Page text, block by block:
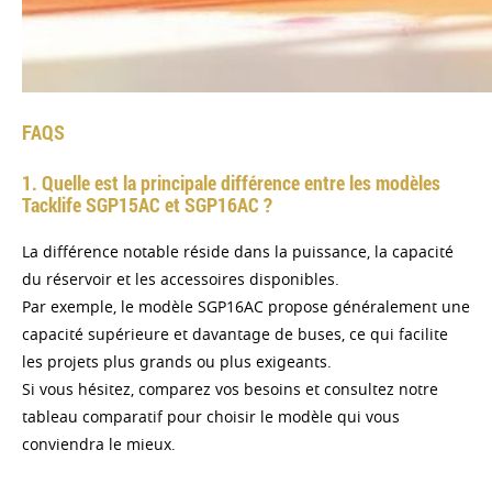
FAQS
1. Quelle est la principale différence entre les modèles
Tacklife SGP15AC et SGP16AC ?
La différence notable réside dans la puissance, la capacité
du réservoir et les accessoires disponibles.
Par exemple, le modèle SGP16AC propose généralement une
capacité supérieure et davantage de buses, ce qui facilite
les projets plus grands ou plus exigeants.
Si vous hésitez, comparez vos besoins et consultez notre
tableau comparatif pour choisir le modèle qui vous
conviendra le mieux.